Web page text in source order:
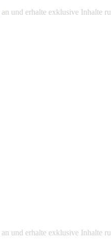
an und erhalte exklusive Inhalte
an und erhalte exklusive Inhalte